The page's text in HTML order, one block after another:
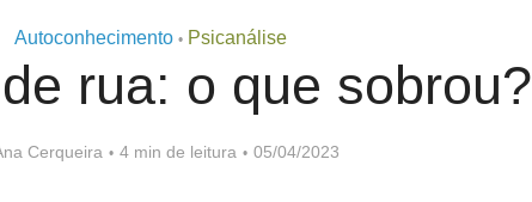
Autoconhecimento • Psicanálise
rua: o que sobrou?
Cerqueira 4 min de leitura 05/04/2023